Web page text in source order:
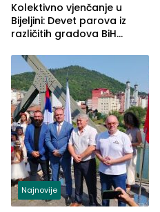
Kolektivno vjenčanje u
Bijeljini: Devet parova iz
različitih gradova BiH
Najnovije